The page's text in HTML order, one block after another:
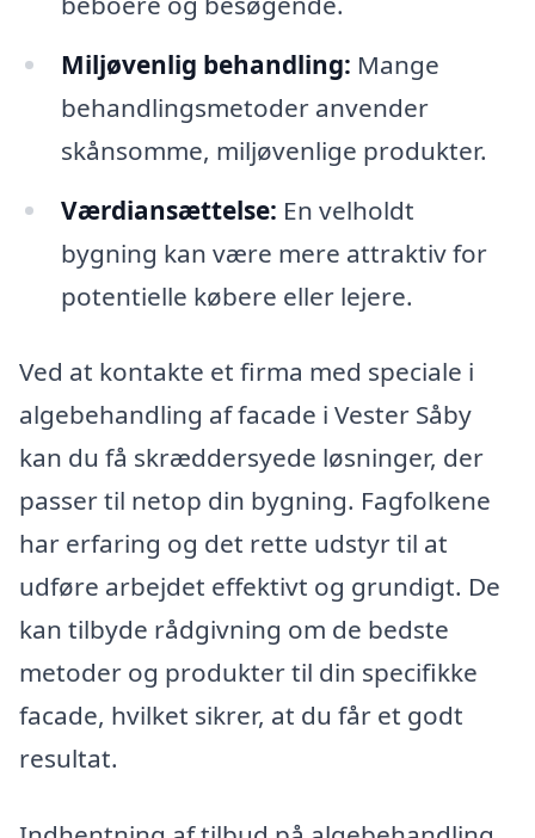
Miljøvenlig behandling: Mange
behandlingsmetoder anvender
skånsomme, miljøvenlige produkter.
Værdiansættelse: En velholdt
bygning kan være mere attraktiv for
potentielle købere eller lejere.
Ved at kontakte et firma med speciale i
algebehandling af facade i Vester Såby
kan du få skræddersyede løsninger, der
passer til netop din bygning. Fagfolkene
har erfaring og det rette udstyr til at
udføre arbejdet effektivt og grundigt. De
kan tilbyde rådgivning om de bedste
metoder og produkter til din specifikke
facade, hvilket sikrer, at du får et godt
resultat.